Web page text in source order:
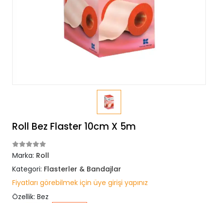
Roll Bez Flaster 10cm X 5m
Marka: Roll
Kategori: Flasterler & Bandajlar
Fiyatları görebilmek için üye girişi yapınız
Özellik: Bez